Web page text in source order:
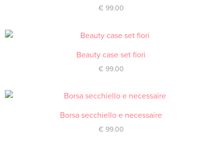
€ 99.00
ACQUISTA
Beauty case set fiori
€ 99.00
ACQUISTA
Borsa secchiello e necessaire
€ 99.00